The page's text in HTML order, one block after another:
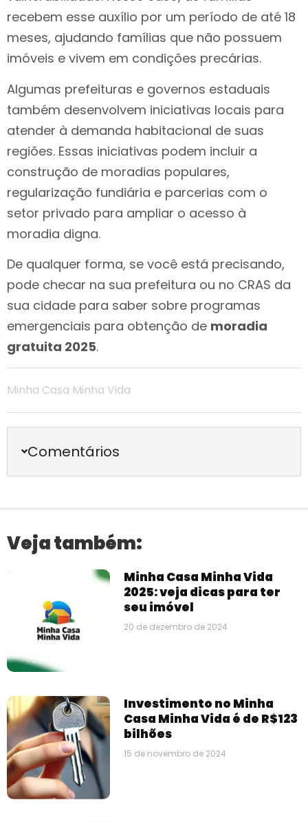
recebem esse auxílio por um período de até 18
meses, ajudando famílias que não possuem
imóveis e vivem em condições precárias.
Algumas prefeituras e governos estaduais
também desenvolvem iniciativas locais para
atender à demanda habitacional de suas
regiões. Essas iniciativas podem incluir a
construção de moradias populares,
regularização fundiária e parcerias com o
setor privado para ampliar o acesso à
moradia digna.
De qualquer forma, se você está precisando,
pode checar na sua prefeitura ou no CRAS da
sua cidade para saber sobre programas
emergenciais para obtenção de moradia
gratuita 2025.
Minha Casa Minha Vida
Comentários
Veja também:
Minha Casa Minha Vida
2025: veja dicas para ter
seu imóvel
20 de dezembro de 2024
Investimento no Minha
Casa Minha Vida é de R$123
bilhões
15 de novembro de 2024